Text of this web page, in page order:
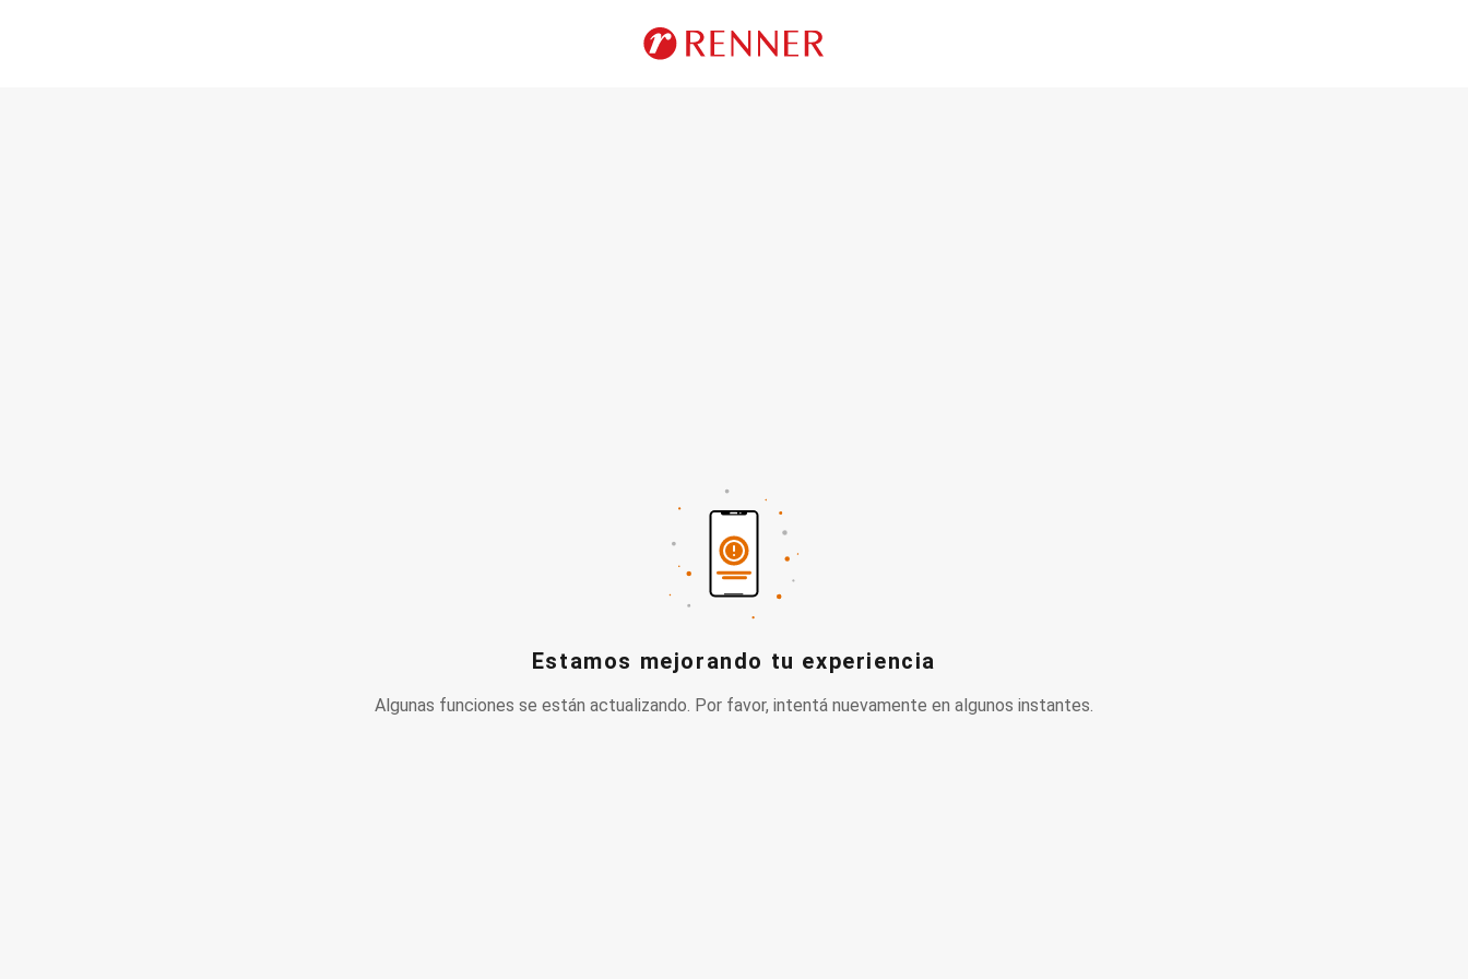
Estamos mejorando tu experiencia
Algunas funciones se están actualizando. Por favor, intentá nuevamente en algunos instantes.